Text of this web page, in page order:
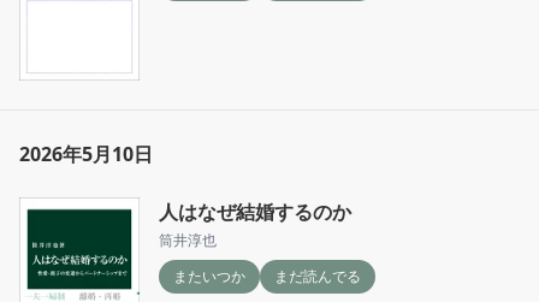
2026年5月10日
人はなぜ結婚するのか
筒井淳也
またいつか
まだ読んでる